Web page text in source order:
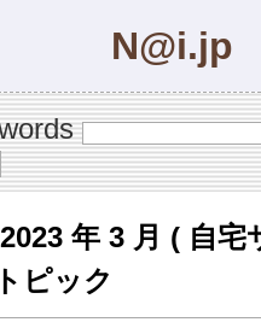
N@i.jp
年 3 月 ( 自宅
ピック